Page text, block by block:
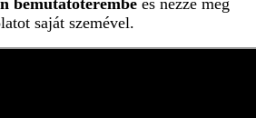
saját szemével.